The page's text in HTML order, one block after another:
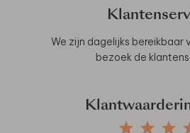
We zijn dagelijks bereikbaar
bezoek de